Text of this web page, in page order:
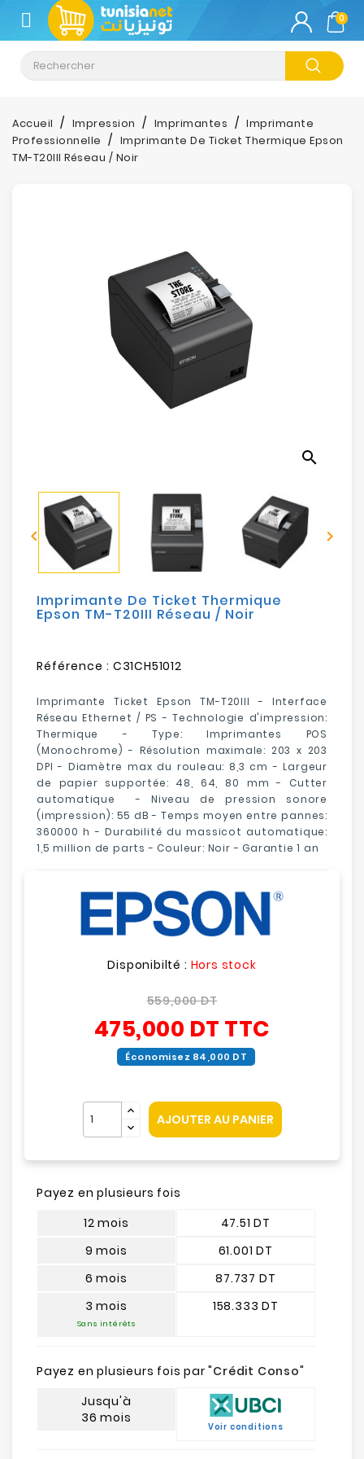
CATÉGORIE
Climatisation
Informatique
Téléphonie
Sécurité
Mobilités
Loisirs
0
Accueil Impression Imprimantes
Imprimante
Professionnelle
Imprimante De Ticket Thermique Epson
TM-T20III Réseau / Noir
search
 
Imprimante De Ticket Thermique
Epson TM-T20III Réseau / Noir
Référence : C31CH51012
Imprimante Ticket Epson TM-T20III - Interface
Réseau Ethernet / PS - Technologie d'impression:
Thermique - Type: Imprimantes POS
(Monochrome) - Résolution maximale: 203 x 203
DPI - Diamètre max du rouleau: 8,3 cm - Largeur
de papier supportée: 48, 64, 80 mm - Cutter
automatique - Niveau de pression sonore
(impression): 55 dB - Temps moyen entre pannes:
360000 h - Durabilité du massicot automatique:
1,5 million de parts - Couleur: Noir - Garantie 1 an
Disponibilté : Hors stock
559,000 DT
475,000 DT TTC
Économisez 84,000 DT
AJOUTER AU PANIER
Payez en plusieurs fois
12 mois
9 mois
6 mois
3 mois
Sans intérêts
47.51 DT
61.001 DT
87.737 DT
158.333 DT
Payez en plusieurs fois par "Crédit Conso"
Jusqu'à
36 mois
Voir conditions